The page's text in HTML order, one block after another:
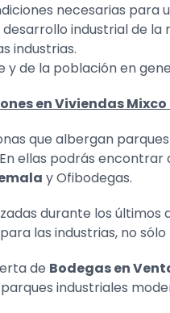
necesarias para
industrial de la
industrias.
y de la población en
en Viviendas
que albergan
ellas podrás
y Ofibodegas.
durante los
las industrias, no
de Bodegas en
industriales